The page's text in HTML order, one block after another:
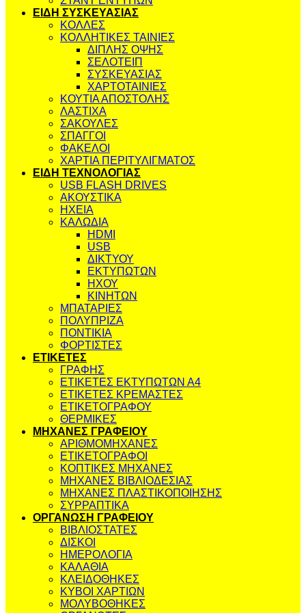
ΕΙΔΗ ΣΥΣΚΕΥΑΣΙΑΣ
ΚΟΛΛΕΣ
ΚΟΛΛΗΤΙΚΕΣ ΤΑΙΝΙΕΣ
ΔΙΠΛΗΣ ΟΨΗΣ
ΣΕΛΟΤΕΙΠ
ΣΥΣΚΕΥΑΣΙΑΣ
ΧΑΡΤΟΤΑΙΝΙΕΣ
ΚΟΥΤΙΑ ΑΠΟΣΤΟΛΗΣ
ΛΑΣΤΙΧΑ
ΣΑΚΟΥΛΕΣ
ΣΠΑΓΓΟΙ
ΦΑΚΕΛΟΙ
ΧΑΡΤΙΑ ΠΕΡΙΤΥΛΙΓΜΑΤΟΣ
ΕΙΔΗ ΤΕΧΝΟΛΟΓΙΑΣ
USB FLASH DRIVES
ΑΚΟΥΣΤΙΚΑ
ΗΧΕΙΑ
ΚΑΛΩΔΙΑ
HDMI
USB
ΔΙΚΤΥΟΥ
ΕΚΤΥΠΩΤΩΝ
ΗΧΟΥ
ΚΙΝΗΤΩΝ
ΜΠΑΤΑΡΙΕΣ
ΠΟΛΥΠΡΙΖΑ
ΠΟΝΤΙΚΙΑ
ΦΟΡΤΙΣΤΕΣ
ΕΤΙΚΕΤΕΣ
ΓΡΑΦΗΣ
ΕΤΙΚΕΤΕΣ ΕΚΤΥΠΩΤΩΝ Α4
ΕΤΙΚΕΤΕΣ ΚΡΕΜΑΣΤΕΣ
ΕΤΙΚΕΤΟΓΡΑΦΟΥ
ΘΕΡΜΙΚΕΣ
ΜΗΧΑΝΕΣ ΓΡΑΦΕΙΟΥ
ΑΡΙΘΜΟΜΗΧΑΝΕΣ
ΕΤΙΚΕΤΟΓΡΑΦΟΙ
ΚΟΠΤΙΚΕΣ ΜΗΧΑΝΕΣ
ΜΗΧΑΝΕΣ ΒΙΒΛΙΟΔΕΣΙΑΣ
ΜΗΧΑΝΕΣ ΠΛΑΣΤΙΚΟΠΟΙΗΣΗΣ
ΣΥΡΡΑΠΤΙΚΑ
ΟΡΓΑΝΩΣΗ ΓΡΑΦΕΙΟΥ
ΒΙΒΛΙΟΣΤΑΤΕΣ
ΔΙΣΚΟΙ
ΗΜΕΡΟΛΟΓΙΑ
ΚΑΛΑΘΙΑ
ΚΛΕΙΔΟΘΗΚΕΣ
ΚΥΒΟΙ ΧΑΡΤΙΩΝ
ΜΟΛΥΒΟΘΗΚΕΣ